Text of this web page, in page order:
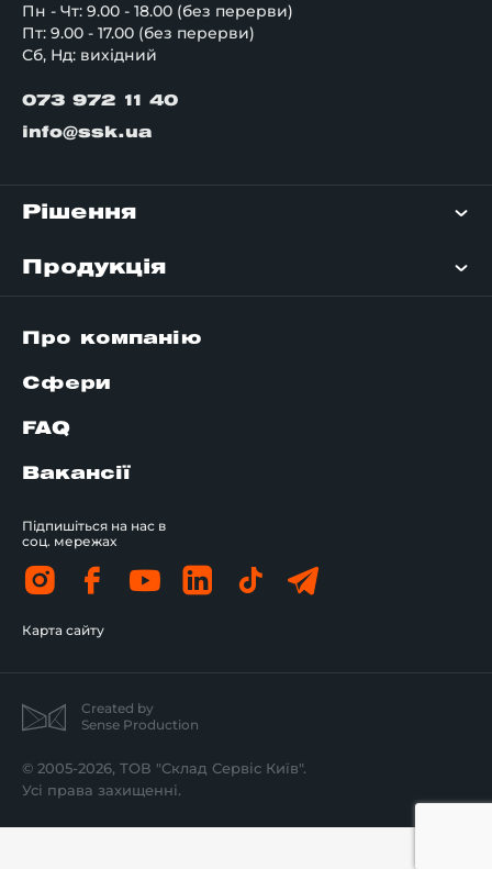
Пн - Чт: 9.00 - 18.00 (без перерви)
Пт: 9.00 - 17.00 (без перерви)
Сб, Нд: вихідний
073 972 11 40
info@ssk.ua
Рішення
Продукція
Про компанію
Сфери
FAQ
Вакансії
Підпишіться на нас в
соц. мережах
Карта сайту
Created by
Sense Production
© 2005-2026, ТОВ "Склад Сервіс Київ".
Усі права захищенні.